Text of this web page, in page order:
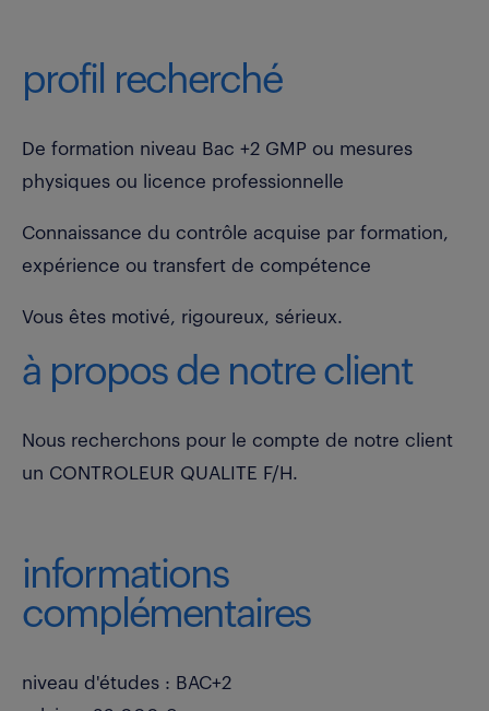
profil recherché
De formation niveau Bac +2 GMP ou mesures
physiques ou licence professionnelle
Connaissance du contrôle acquise par formation,
expérience ou transfert de compétence
Vous êtes motivé, rigoureux, sérieux.
à propos de notre client
Nous recherchons pour le compte de notre client
un CONTROLEUR QUALITE F/H.
informations
complémentaires
niveau d'études : BAC+2